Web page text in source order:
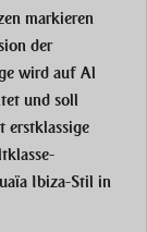
markieren
der
wird auf Al
und soll
erstklassige
Ibiza-Stil in